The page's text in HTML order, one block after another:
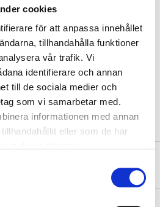
cookies
för att anpassa innehållet
tillhandahålla funktioner
vår trafik. Vi
identifierare och annan
till de sociala medier och
som vi samarbetar med.
informationen med annan
eller som de har
0,8 mm
Steel
4.8
Bright zinc galvanised, FZB